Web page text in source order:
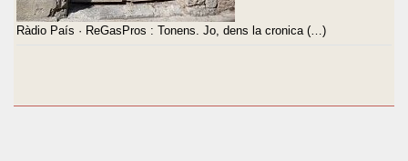
Ràdio País · ReGasPros : Tonens. Jo, dens la cronica (…)